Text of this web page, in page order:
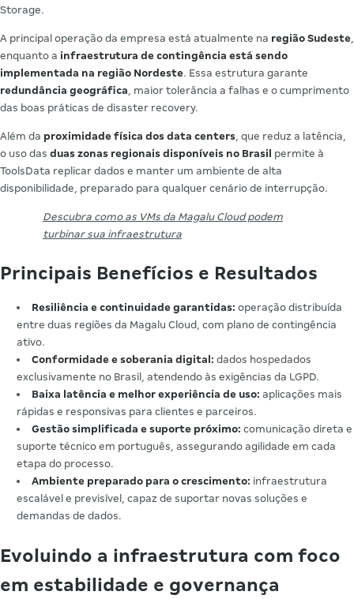
Storage.
A principal operação da empresa está atualmente na região Sudeste,
enquanto a infraestrutura de contingência está sendo
implementada na região Nordeste. Essa estrutura garante
redundância geográfica, maior tolerância a falhas e o cumprimento
das boas práticas de disaster recovery.
Além da proximidade física dos data centers, que reduz a latência,
o uso das duas zonas regionais disponíveis no Brasil permite à
ToolsData replicar dados e manter um ambiente de alta
disponibilidade, preparado para qualquer cenário de interrupção.
Descubra como as VMs da Magalu Cloud podem
turbinar sua infraestrutura
Principais Benefícios e Resultados
Resiliência e continuidade garantidas: operação distribuída
entre duas regiões da Magalu Cloud, com plano de contingência
ativo.
Conformidade e soberania digital: dados hospedados
exclusivamente no Brasil, atendendo às exigências da LGPD.
Baixa latência e melhor experiência de uso: aplicações mais
rápidas e responsivas para clientes e parceiros.
Gestão simplificada e suporte próximo: comunicação direta e
suporte técnico em português, assegurando agilidade em cada
etapa do processo.
Ambiente preparado para o crescimento: infraestrutura
escalável e previsível, capaz de suportar novas soluções e
demandas de dados.
Evoluindo a infraestrutura com foco
em estabilidade e governança